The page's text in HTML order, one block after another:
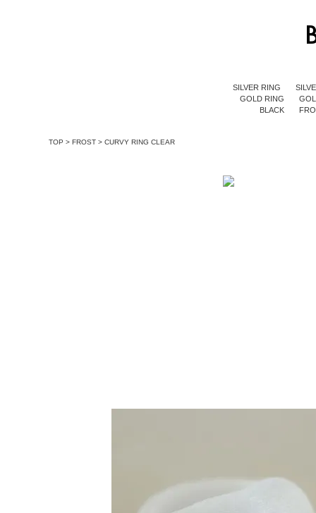
SILVER RING
GOLD RING
BLACK
TOP > FROST > CURVY RING CLEAR